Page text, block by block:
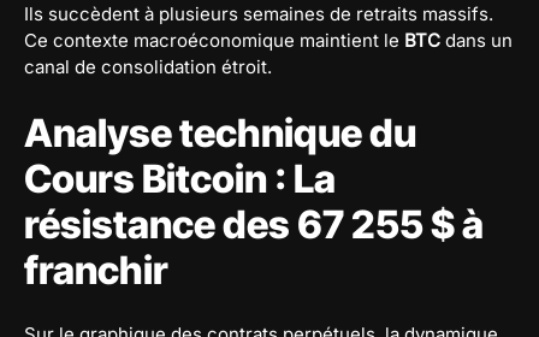
Ils succèdent à plusieurs semaines de retraits massifs.
Ce contexte macroéconomique maintient le BTC dans un
canal de consolidation étroit.
Analyse technique du
Cours Bitcoin : La
résistance des 67 255 $ à
franchir